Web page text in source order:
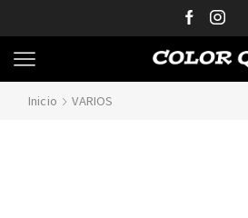
Inicio VARIOS